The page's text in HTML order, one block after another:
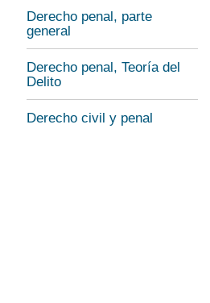
Derecho penal, parte
general
Derecho penal, Teoría del
Delito
Derecho civil y penal